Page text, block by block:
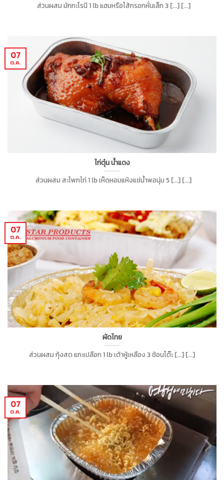
ส่วนผสม มักกะโรนี 1 lb แฮมหรือไส้กรอกหั่นเล็ก 3 [...] [...]
ไก่ตุ๋น น้ำแดง
ส่วนผสม สะโพกไก่ 1 lb เห็ดหอมแห้งแช่น้ำพอนุ่ม 5 [...] [...]
07
ต.ค.
ผัดไทย
ส่วนผสม กุ้งสด แกะเปลือก 1 lb เต้าหู้เหลือง 3 ช้อนโต๊ะ [...] [...]
07
ต.ค.
07
ต.ค.